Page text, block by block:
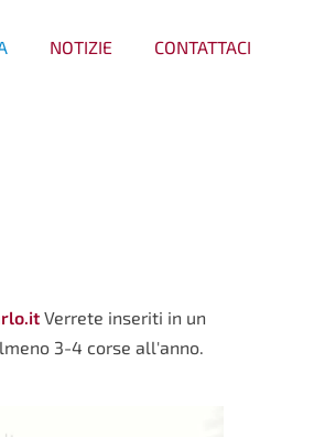
NOTIZIE CONTATTACI
Verrete inseriti in un
3-4 corse all'anno.